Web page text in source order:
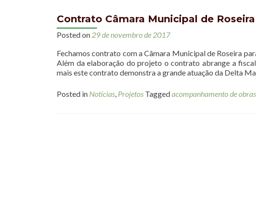
Contrato Câmara Municipal de Roseira
Posted on 29 de novembro de 2017
Fechamos contrato com a Câmara Municipal de Roseira
Além da elaboração do projeto o contrato abrange a
mais este contrato demonstra a grande atuação da Delta
Posted in Notícias, Projetos Taggedacompanhamento de obras